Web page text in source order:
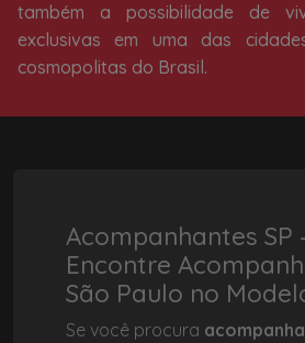
também a possibilidade de
exclusivas em uma das
cosmopolitas do Brasil.
Acompanhantes SP
Encontre
São Paulo no
Se você procura